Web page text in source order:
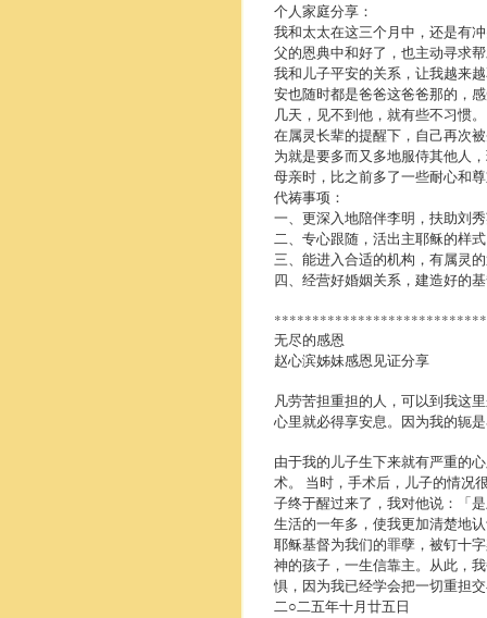
个人家庭分享：
我和太太在这三个月中，还是有
父的恩典中和好了，也主动寻求
我和儿子平安的关系，让我越来
安也随时都是爸爸这爸爸那的，
几天，见不到他，就有些不习惯。
在属灵长辈的提醒下，自己再次
为就是要多而又多地服侍其他人
母亲时，比之前多了一些耐心和
代祷事项：
一、更深入地陪伴李明，扶助刘
二、专心跟随，活出主耶稣的样
三、能进入合适的机构，有属灵
四、经营好婚姻关系，建造好的
无尽的感恩
赵心滨姊妹感恩见证分享
凡劳苦担重担的人，可以到我这
心里就必得享安息。因为我的轭
由于我的儿子生下来就有严重的
术。 当时，手术后，儿子的情况
子终于醒过来了，我对他说：「
生活的一年多，使我更加清楚地
耶稣基督为我们的罪孽，被钉十
神的孩子，一生信靠主。从此，
惧，因为我已经学会把一切重担
二○二五年十月廿五日